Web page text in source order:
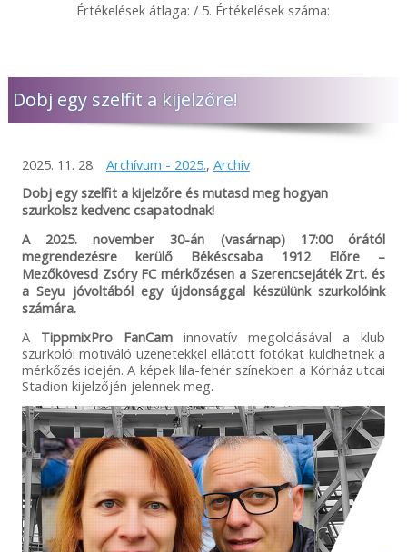
Értékelések átlaga:/ 5. Értékelések száma:
Dobj egy szelfit a kijelzőre!
2025. 11. 28. Archívum - 2025., Archív
Dobj egy szelfit a kijelzőre és mutasd meg hogyan
szurkolsz kedvenc csapatodnak!
A 2025. november 30-án (vasárnap) 17:00 órától
megrendezésre kerülő Békéscsaba 1912 Előre –
Mezőkövesd Zsóry FC mérkőzésen a Szerencsejáték Zrt. és
a Seyu jóvoltából egy újdonsággal készülünk szurkolóink
számára.
A TippmixPro FanCaminnovatív megoldásával a klub
szurkolói motiváló üzenetekkel ellátott fotókat küldhetnek a
mérkőzés idején. A képek lila-fehér színekben a Kórház utcai
Stadion kijelzőjén jelennek meg.